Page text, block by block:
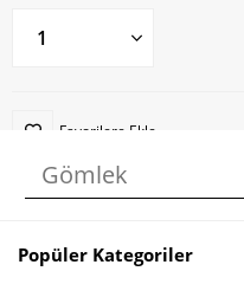
Favorilere Ekle
Karşılaştır
Gelince Haber Ver
Popüler Kategoriler